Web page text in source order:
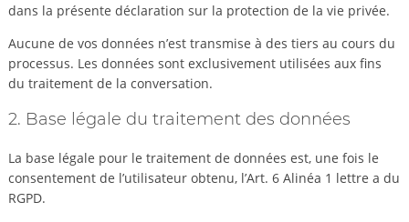
dans la présente déclaration sur la protection de la vie privée.
Aucune de vos données n’est transmise à des tiers au cours du
processus. Les données sont exclusivement utilisées aux fins
du traitement de la conversation.
2. Base légale du traitement des données
La base légale pour le traitement de données est, une fois le
consentement de l’utilisateur obtenu, l’Art. 6 Alinéa 1 lettre a du
RGPD.